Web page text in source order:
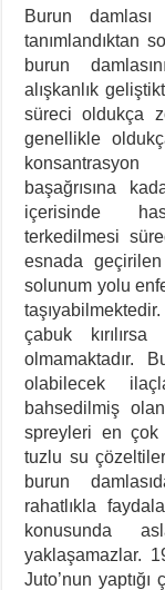
Burun damlası
tanımlandıktan
burun
alışkanlık
süreci oldukça
genellikle
başağrısına
içerisinde
terkedilmesi
esnada
solunum yolu
çabuk kırılırsa
olmamaktadır.
olabilecek
bahsedilmiş
spreyleri en çok
tuzlu su
burun
rahatlıkla
konusunda
yaklaşamazlar.
Juto’nun